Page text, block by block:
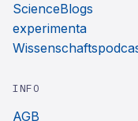
ScienceBlogs
experimenta
INFO
AGB